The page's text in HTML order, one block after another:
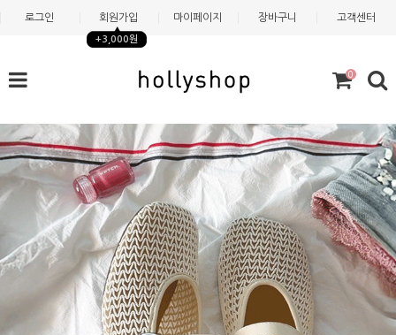
로그인 회원가입
+3,000원
마이페이지 장바구니 고객센터
0